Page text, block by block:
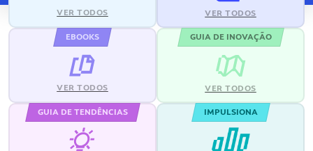
VER TODOS VER TODOS
EBOOKS
VER TODOS
GUIA DE INOVAÇÃO
VER TODOS
GUIA DE TENDÊNCIAS IMPULSIONA